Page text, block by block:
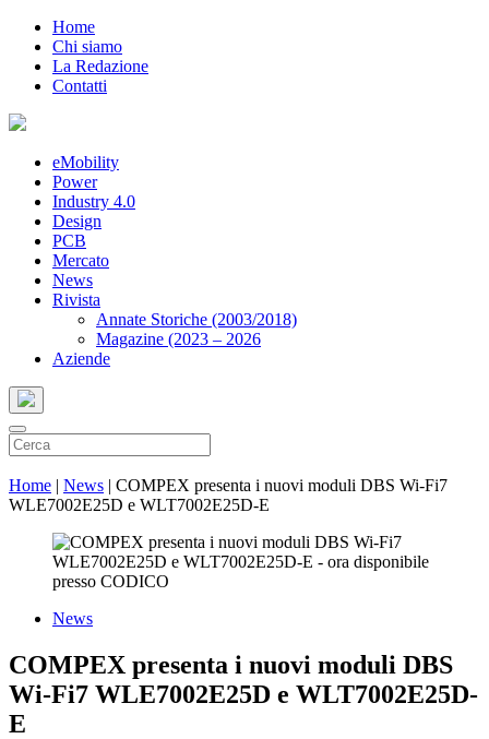
Home
Chi siamo
La Redazione
Contatti
eMobility
Power
Industry 4.0
Design
PCB
Mercato
News
Rivista
Annate Storiche (2003/2018)
Magazine (2023 – 2026
Aziende
Home | News | COMPEX presenta i nuovi moduli DBS Wi-Fi7
WLE7002E25D e WLT7002E25D-E
News
COMPEX presenta i nuovi moduli DBS
Wi-Fi7 WLE7002E25D e WLT7002E25D-
E